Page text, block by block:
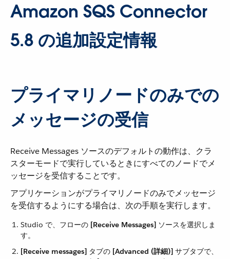
Amazon SQS Connector
5.8 の追加設定情報
プライマリノードのみでの
メッセージの受信
Receive Messages ソースのデフォルトの動作は、クラ
スターモードで実行しているときにすべてのノードでメ
ッセージを受信することです。
アプリケーションがプライマリノードのみでメッセージ
を受信するようにする場合は、次の手順を実行します。
Studio で、フローの ​ [Receive Messages] ​ ソースを選択しま
す。
[Receive messages] ​ タブの ​ [Advanced (詳細)] ​ サブタブで、​